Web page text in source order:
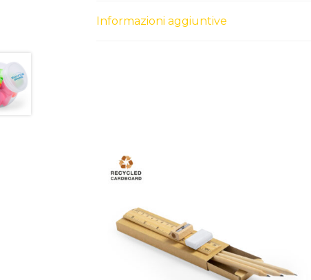
Informazioni aggiuntive